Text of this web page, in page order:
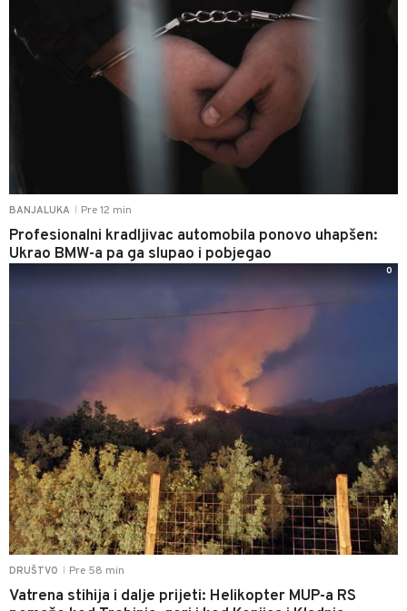
BANJALUKA Pre 12 min
Profesionalni kradljivac automobila ponovo uhapšen:
Ukrao BMW-a pa ga slupao i pobjegao
DRUŠTVO Pre 58 min
Vatrena stihija i dalje prijeti: Helikopter MUP-a RS
0